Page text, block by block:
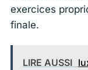
exercices
finale.
LIRE AUSSI